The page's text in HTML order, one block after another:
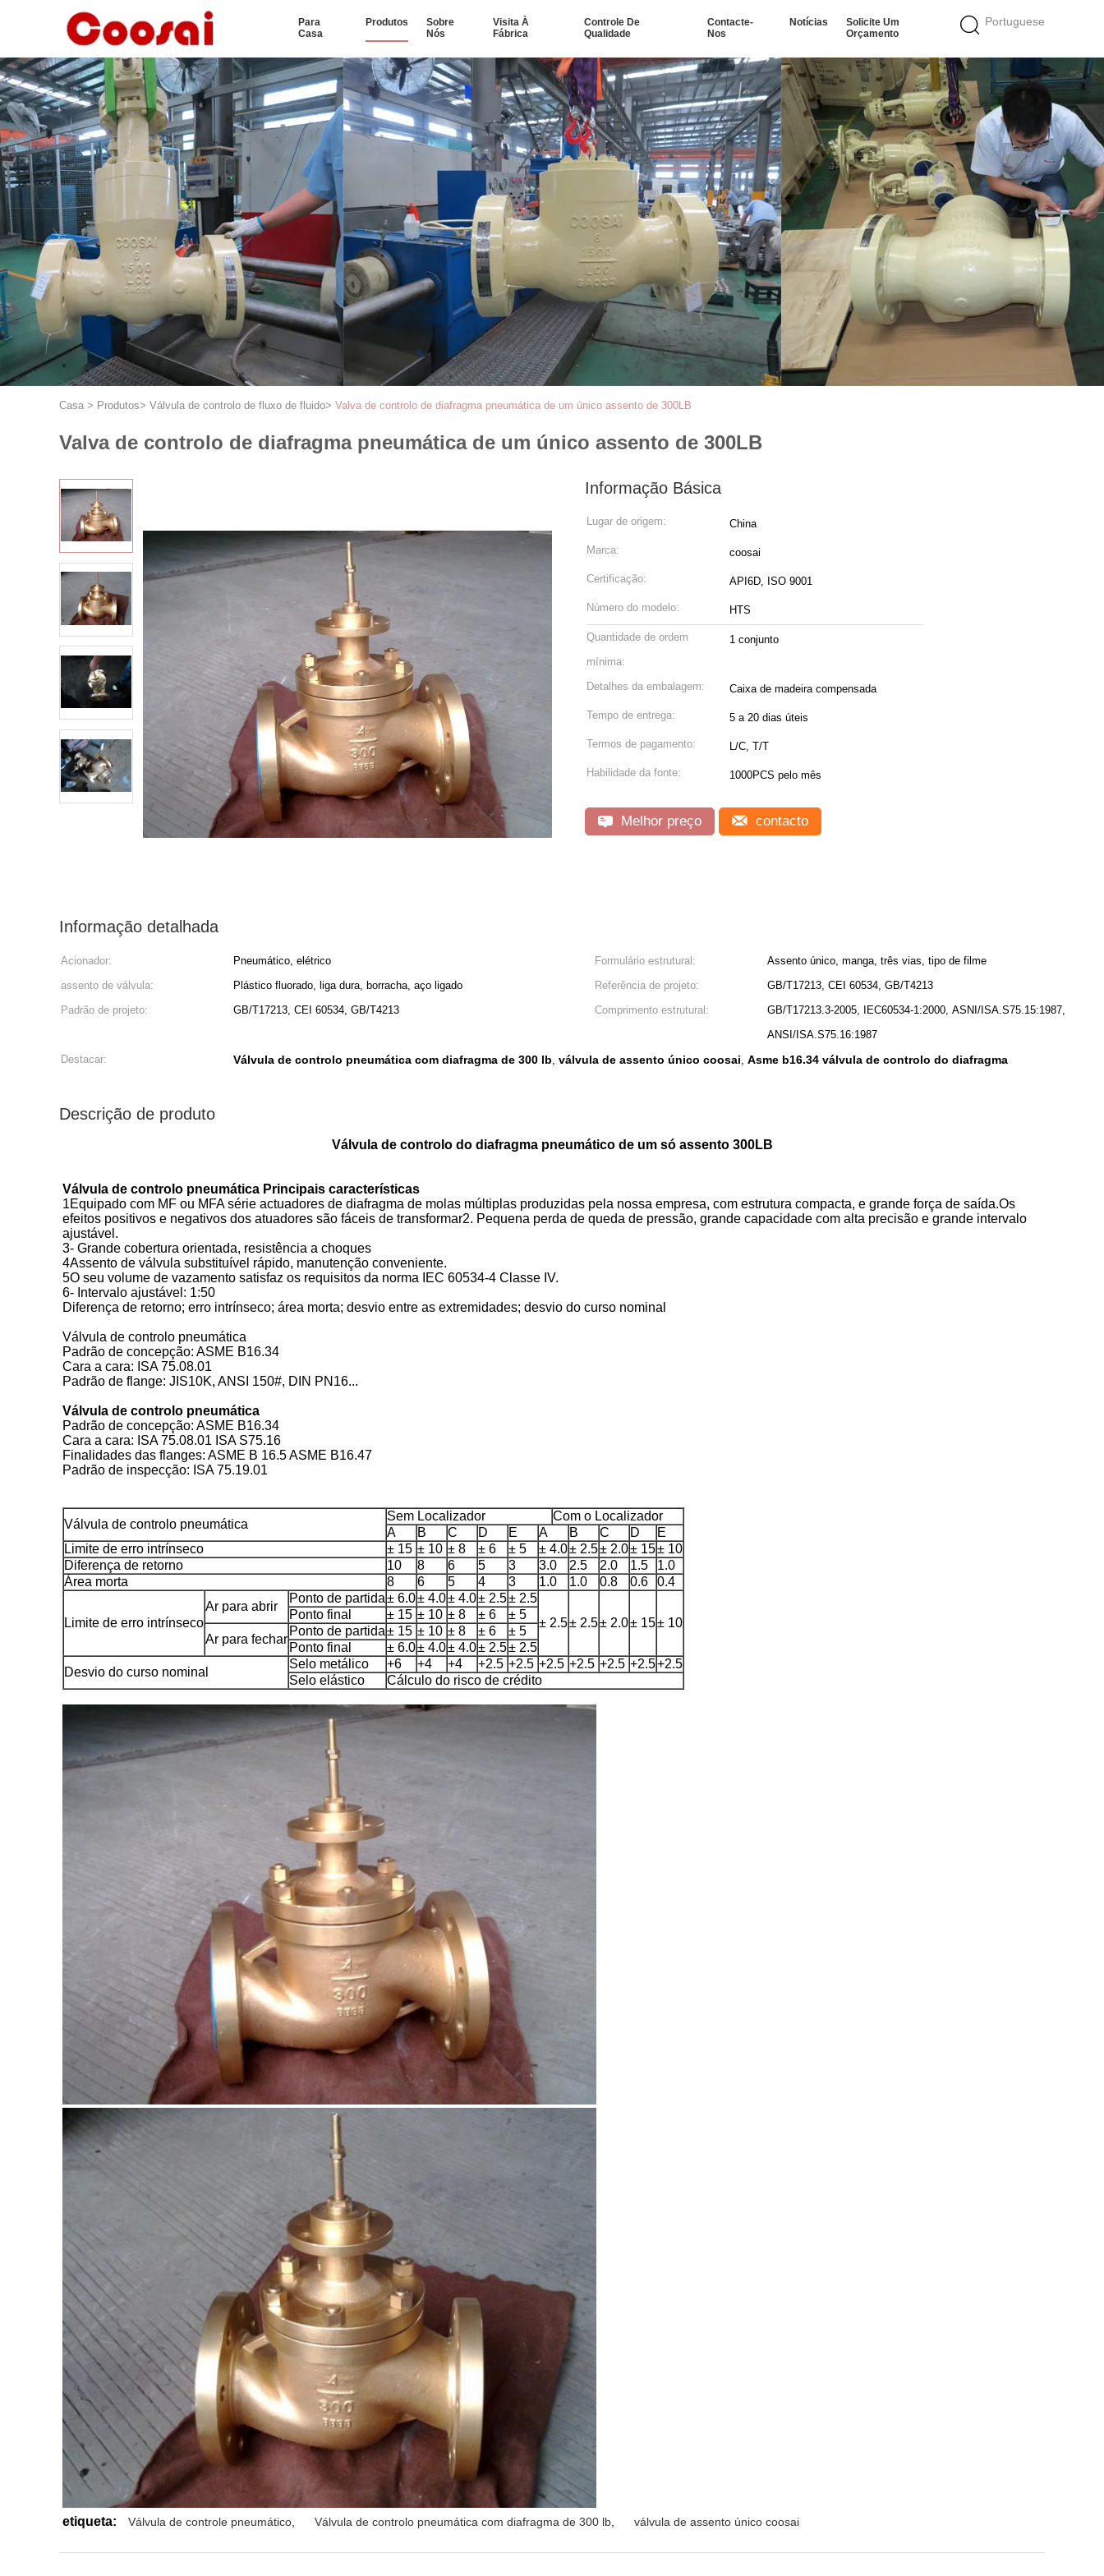
Portuguese
Para
Casa
Produtos
Sobre
Nós
Visita À
Fábrica
Controle De
Qualidade
Contacte-
Nos
Notícias
Solicite Um
Orçamento
Casa > Produtos> Válvula de controlo de fluxo de fluido> Valva de controlo de diafragma pneumática de um único assento de 300LB
Valva de controlo de diafragma pneumática de um único assento de 300LB
Informação Básica
Lugar de origem: China
Marca: coosai
Certificação: API6D, ISO 9001
Número do modelo: HTS
Quantidade de ordem
mínima:
1 conjunto
Detalhes da embalagem: Caixa de madeira compensada
Tempo de entrega: 5 a 20 dias úteis
Termos de pagamento: L/C, T/T
Habilidade da fonte: 1000PCS pelo mês
Melhor preço contacto
Informação detalhada
Acionador: Pneumático, elétrico Formulário estrutural:
Assento único, manga, três vias, tipo de filme
assento de válvula:
Plástico fluorado, liga dura, borracha, aço ligado Referência de projeto:
GB/T17213, CEI 60534, GB/T4213
Padrão de projeto:
GB/T17213, CEI 60534, GB/T4213 Comprimento estrutural:
GB/T17213.3-2005, IEC60534-1:2000, ASNI/ISA.S75.15:1987,
ANSI/ISA.S75.16:1987
Destacar:
Válvula de controlo pneumática com diafragma de 300 lb, válvula de assento único coosai, Asme b16.34 válvula de controlo do diafragma
Descrição de produto
Válvula de controlo do diafragma pneumático de um só assento 300LB
Válvula de controlo pneumática Principais características
1Equipado com MF ou MFA série actuadores de diafragma de molas múltiplas produzidas pela nossa empresa, com estrutura compacta, e grande força de saída.Os
efeitos positivos e negativos dos atuadores são fáceis de transformar2. Pequena perda de queda de pressão, grande capacidade com alta precisão e grande intervalo
ajustável.
3- Grande cobertura orientada, resistência a choques
4Assento de válvula substituível rápido, manutenção conveniente.
5O seu volume de vazamento satisfaz os requisitos da norma IEC 60534-4 Classe IV.
6- Intervalo ajustável: 1:50
Diferença de retorno; erro intrínseco; área morta; desvio entre as extremidades; desvio do curso nominal
Válvula de controlo pneumática
Padrão de concepção: ASME B16.34
Cara a cara: ISA 75.08.01
Padrão de flange: JIS10K, ANSI 150#, DIN PN16...
Válvula de controlo pneumática
Padrão de concepção: ASME B16.34
Cara a cara: ISA 75.08.01 ISA S75.16
Finalidades das flanges: ASME B 16.5 ASME B16.47
Padrão de inspecção: ISA 75.19.01
Válvula de controlo pneumática
Sem Localizador
Com o Localizador
A
B C D E A B C D
E
Limite de erro intrínseco
± 15 ± 10 ± 8 ± 6 ± 5 ± 4.0± 2.5± 2.0± 15± 10
Diferença de retorno
10 8 6 5 3 3.0 2.5 2.0 1.5
1.0
Área morta
8 6 5 4 3 1.0 1.0 0.8 0.6 0.4
Limite de erro intrínseco
Ar para abrir
Ponto de partida± 6.0± 4.0± 4.0± 2.5± 2.5
± 2.5± 2.5± 2.0± 15± 10
Ponto final ± 15 ± 10 ± 8 ± 6
± 5
Ar para fechar
Ponto de partida± 15 ± 10 ± 8 ± 6
± 5
Ponto final
± 6.0± 4.0± 4.0± 2.5± 2.5
Desvio do curso nominal
Selo metálico +6 +4 +4 +2.5 +2.5 +2.5 +2.5 +2.5 +2.5+2.5
Selo elástico
Cálculo do risco de crédito
etiqueta: Válvula de controle pneumático Válvula de controlo pneumática com diafragma de 300 lb válvula de assento único coosai